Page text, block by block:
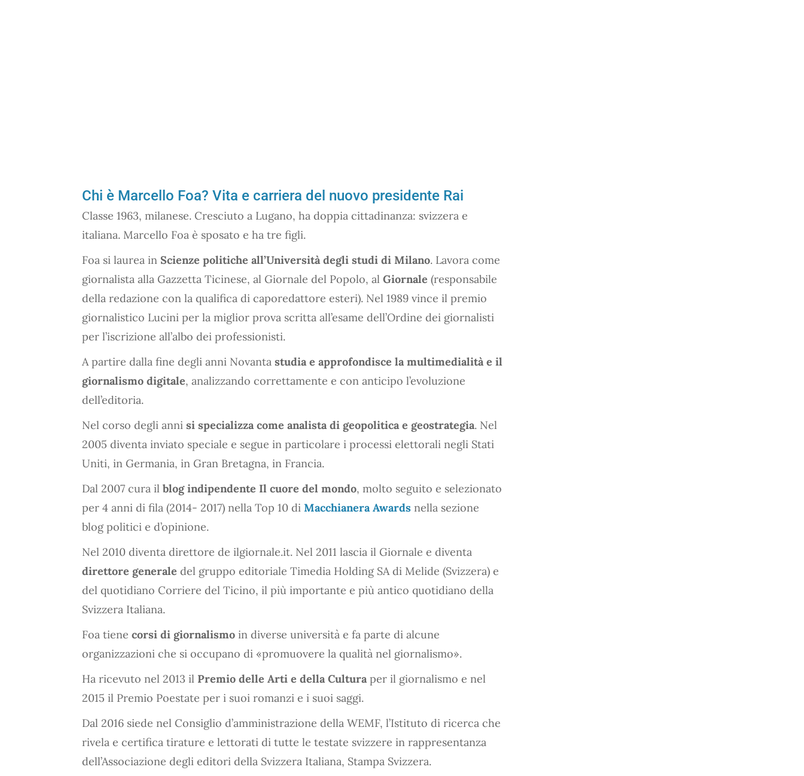
Chi è Marcello Foa? Vita e carriera del nuovo presidente Rai
Classe 1963, milanese. Cresciuto a Lugano, ha doppia cittadinanza: svizzera e
italiana. Marcello Foa è sposato e ha tre figli.
Foa si laurea in Scienze politiche all’Università degli studi di Milano. Lavora come
giornalista alla Gazzetta Ticinese, al Giornale del Popolo, al Giornale (responsabile
della redazione con la qualifica di caporedattore esteri). Nel 1989 vince il premio
giornalistico Lucini per la miglior prova scritta all’esame dell’Ordine dei giornalisti
per l’iscrizione all’albo dei professionisti.
A partire dalla fine degli anni Novanta studia e approfondisce la multimedialità e il
giornalismo digitale, analizzando correttamente e con anticipo l’evoluzione
dell’editoria.
Nel corso degli anni si specializza come analista di geopolitica e geostrategia. Nel
2005 diventa inviato speciale e segue in particolare i processi elettorali negli Stati
Uniti, in Germania, in Gran Bretagna, in Francia.
Dal 2007 cura il blog indipendente Il cuore del mondo, molto seguito e selezionato
per 4 anni di fila (2014- 2017) nella Top 10 di Macchianera Awards nella sezione
blog politici e d’opinione.
Nel 2010 diventa direttore de ilgiornale.it. Nel 2011 lascia il Giornale e diventa
direttore generale del gruppo editoriale Timedia Holding SA di Melide (Svizzera) e
del quotidiano Corriere del Ticino, il più importante e più antico quotidiano della
Svizzera Italiana.
Foa tiene corsi di giornalismo in diverse università e fa parte di alcune
organizzazioni che si occupano di «promuovere la qualità nel giornalismo».
Ha ricevuto nel 2013 il Premio delle Arti e della Cultura per il giornalismo e nel
2015 il Premio Poestate per i suoi romanzi e i suoi saggi.
Dal 2016 siede nel Consiglio d’amministrazione della WEMF, l’Istituto di ricerca che
rivela e certifica tirature e lettorati di tutte le testate svizzere in rappresentanza
dell’Associazione degli editori della Svizzera Italiana, Stampa Svizzera.